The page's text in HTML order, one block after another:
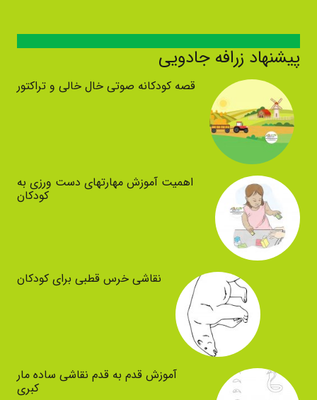
پیشنهاد زرافه جادویی
قصه کودکانه صوتی خال خالی و تراکتور
اهمیت آموزش مهارتهای دست ورزی به
کودکان
نقاشی خرس قطبی برای کودکان
آموزش قدم به قدم نقاشی ساده مار
کبری